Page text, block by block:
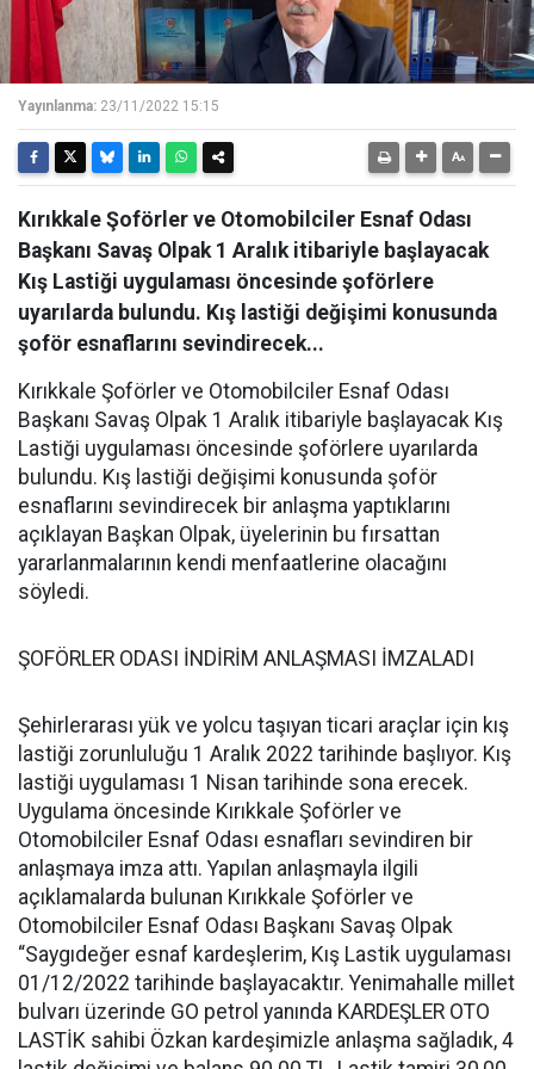
Yayınlanma: 23/11/2022 15:15
Kırıkkale Şoförler ve Otomobilciler Esnaf Odası
Başkanı Savaş Olpak 1 Aralık itibariyle başlayacak
Kış Lastiği uygulaması öncesinde şoförlere
uyarılarda bulundu. Kış lastiği değişimi konusunda
şoför esnaflarını sevindirecek...
Kırıkkale Şoförler ve Otomobilciler Esnaf Odası
Başkanı Savaş Olpak 1 Aralık itibariyle başlayacak Kış
Lastiği uygulaması öncesinde şoförlere uyarılarda
bulundu. Kış lastiği değişimi konusunda şoför
esnaflarını sevindirecek bir anlaşma yaptıklarını
açıklayan Başkan Olpak, üyelerinin bu fırsattan
yararlanmalarının kendi menfaatlerine olacağını
söyledi.
ŞOFÖRLER ODASI İNDİRİM ANLAŞMASI İMZALADI
Şehirlerarası yük ve yolcu taşıyan ticari araçlar için kış
lastiği zorunluluğu 1 Aralık 2022 tarihinde başlıyor. Kış
lastiği uygulaması 1 Nisan tarihinde sona erecek.
Uygulama öncesinde Kırıkkale Şoförler ve
Otomobilciler Esnaf Odası esnafları sevindiren bir
anlaşmaya imza attı. Yapılan anlaşmayla ilgili
açıklamalarda bulunan Kırıkkale Şoförler ve
Otomobilciler Esnaf Odası Başkanı Savaş Olpak
“Saygıdeğer esnaf kardeşlerim, Kış Lastik uygulaması
01/12/2022 tarihinde başlayacaktır. Yenimahalle millet
bulvarı üzerinde GO petrol yanında KARDEŞLER OTO
LASTİK sahibi Özkan kardeşimizle anlaşma sağladık, 4